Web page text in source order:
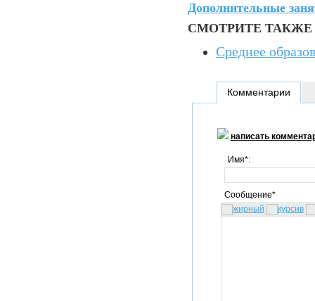
Дополнительные
СМОТРИТЕ ТАКЖЕ
Среднее
Комментарии
написать
Имя*:
Сообщение*